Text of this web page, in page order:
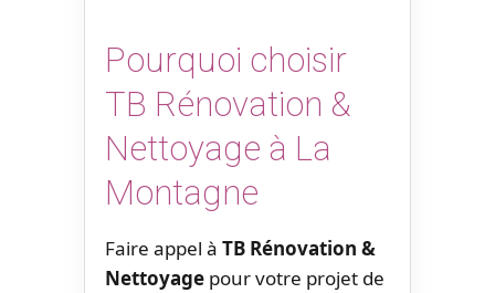
Pourquoi choisir
TB Rénovation &
Nettoyage à La
Montagne
Faire appel à TB Rénovation &
Nettoyage pour votre projet de